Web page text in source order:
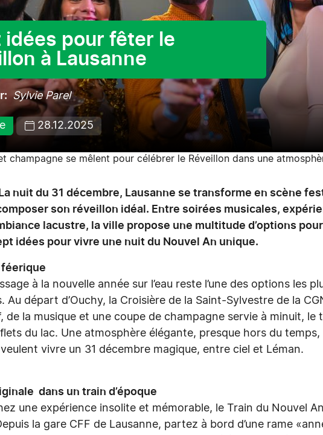
idées pour fêter le
à Lausanne
Sylvie Parel
28.12.2025
champagne se mêlent pour célébrer le Réveillon dans une
La nuit du 31 décembre, Lausanne se transforme en scène
son réveillon idéal. Entre soirées musicales,
lacustre, la ville propose une multitude d’options
idées pour vivre une nuit du Nouvel An unique.
à la nouvelle année sur l’eau reste l’une des options les
Au départ d’Ouchy, la Croisière de la Saint-Sylvestre de la
de la musique et une coupe de champagne servie à minuit, le
du lac. Une atmosphère élégante, presque hors du temps,
vivre un 31 décembre magique, entre ciel et Léman.
dans un train d’époque
une expérience insolite et mémorable, le Train du Nouvel
la gare CFF de Lausanne, partez à bord d’une rame